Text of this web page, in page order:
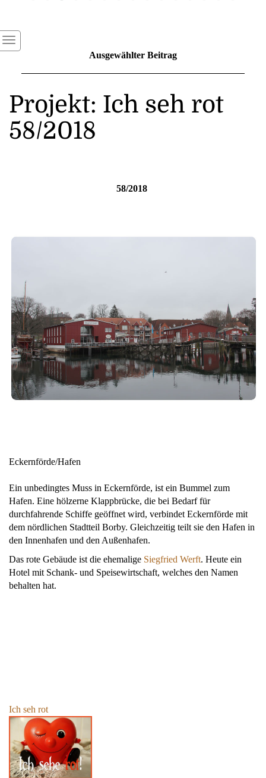
Ausgewählter Beitrag
Projekt: Ich seh rot
58/2018
58/2018
Eckernförde/Hafen
Ein unbedingtes Muss in Eckernförde, ist ein Bummel zum
Hafen. Eine hölzerne Klappbrücke, die bei Bedarf für
durchfahrende Schiffe geöffnet wird, verbindet Eckernförde mit
dem nördlichen Stadtteil Borby. Gleichzeitig teilt sie den Hafen in
den Innenhafen und den Außenhafen.
Das rote Gebäude ist die ehemalige Siegfried Werft. Heute ein
Hotel mit Schank- und Speisewirtschaft, welches den Namen
behalten hat.
Ich seh rot